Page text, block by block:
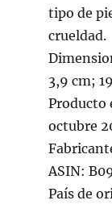
tipo de
crueldad.
3,9 cm;
Producto
octubre
ASIN: